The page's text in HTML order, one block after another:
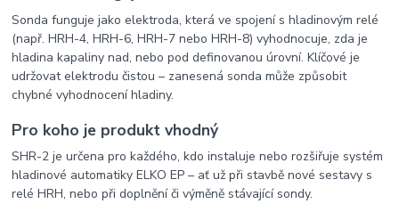
Sonda funguje jako elektroda, která ve spojení s hladinovým relé
(např. HRH-4, HRH-6, HRH-7 nebo HRH-8) vyhodnocuje, zda je
hladina kapaliny nad, nebo pod definovanou úrovní. Klíčové je
udržovat elektrodu čistou – zanesená sonda může způsobit
chybné vyhodnocení hladiny.
Pro koho je produkt vhodný
SHR-2 je určena pro každého, kdo instaluje nebo rozšiřuje systém
hladinové automatiky ELKO EP – ať už při stavbě nové sestavy s
relé HRH, nebo při doplnění či výměně stávající sondy.